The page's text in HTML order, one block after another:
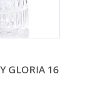
GLORIA 16